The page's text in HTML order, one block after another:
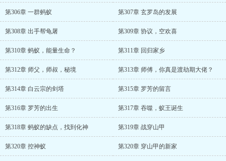
第306章 一群蚂蚁 第307章 玄罗岛的发展
第308章 出手帮龟屠 第309章 协议，空欢喜
第310章 蚂蚁，能量生命？ 第311章 回归家乡
第312章 师父，师叔，秘境 第313章 师傅，你真是渡劫期大佬？
第314章 白云宗的剑塔 第315章 罗芳的留言
第316章 罗芳的出生 第317章 吞噬，蚁王诞生
第318章 蚂蚁的缺点，找到化神 第319章 战穿山甲
第320章 控神蚁 第320章 穿山甲的新家